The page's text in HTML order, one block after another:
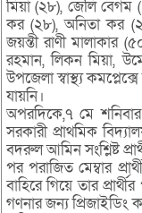
মিয়া (২৮), জেলি বেগম
কর (২৮), অনিতা কর
জয়ন্তী রাণী মালাকার
রহমান, লিকন মিয়া,
উপজেলা স্বাস্থ্য
যায়নি।
অপরদিকে,৭ মে
সরকারী প্রাথমিক
বদরুল আমিন সংশ্লিষ্ট
পর পরাজিত মেম্বার
বাহিরে গিয়ে তার
গণনার জন্য প্রিজাইডিং